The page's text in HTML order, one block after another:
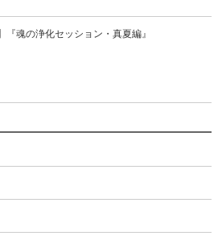
『魂の浄化セッション・真夏編』